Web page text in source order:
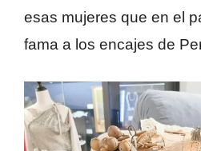
esas mujeres que en el
fama a los encajes de